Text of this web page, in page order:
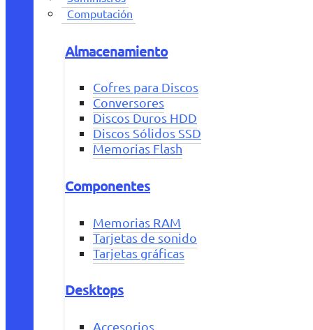
Computación
Almacenamiento
Cofres para Discos
Conversores
Discos Duros HDD
Discos Sólidos SSD
Memorias Flash
Componentes
Memorias RAM
Tarjetas de sonido
Tarjetas gráficas
Desktops
Accesorios